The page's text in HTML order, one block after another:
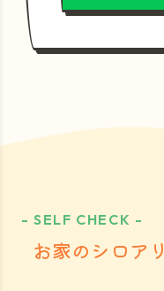
- SELF CHECK -
お家のシロア